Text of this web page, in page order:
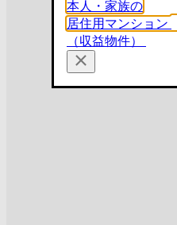
本人・家族の
居住用マンション
（収益物件）